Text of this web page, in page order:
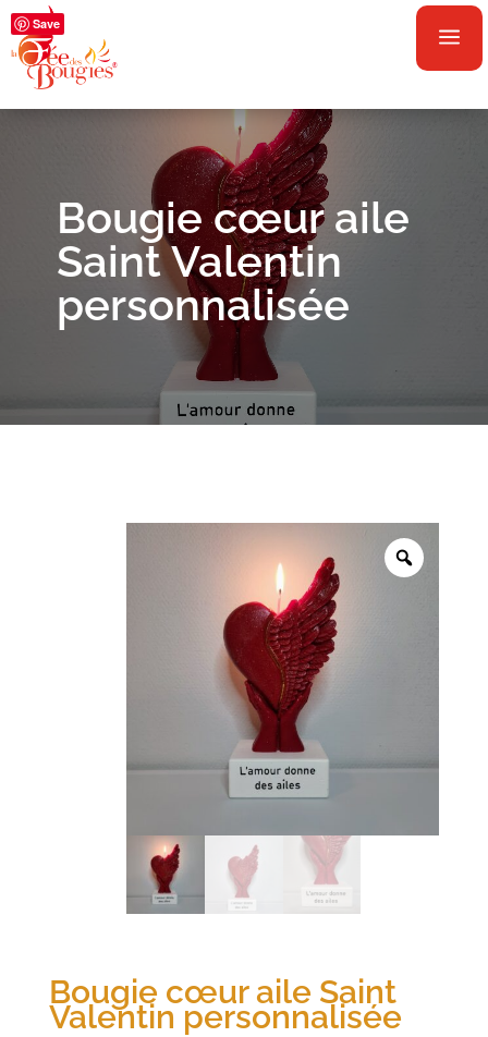
a
Save
Bougie cœur aile
Saint Valentin
personnalisée
Bougie cœur aile Saint
Valentin personnalisée